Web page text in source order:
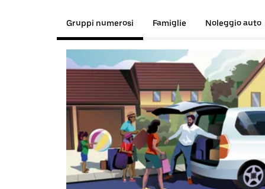
Gruppi numerosi Famiglie Noleggio auto